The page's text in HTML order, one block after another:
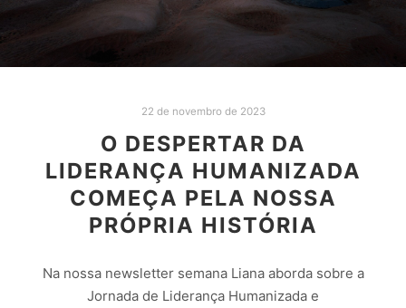
22 de novembro de 2023
O DESPERTAR DA
LIDERANÇA HUMANIZADA
COMEÇA PELA NOSSA
PRÓPRIA HISTÓRIA
Na nossa newsletter semana Liana aborda sobre a
Jornada de Liderança Humanizada e